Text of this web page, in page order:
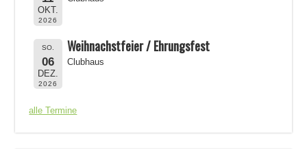
OKT.
2026
SO.
06
DEZ.
2026
Weihnachstfeier / Ehrungsfest
Clubhaus
alle Termine